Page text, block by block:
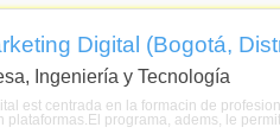
Digital (Bogotá,
Ingeniería y Tecnología
est centrada en la formacin de
plataformas.El programa, adems, le